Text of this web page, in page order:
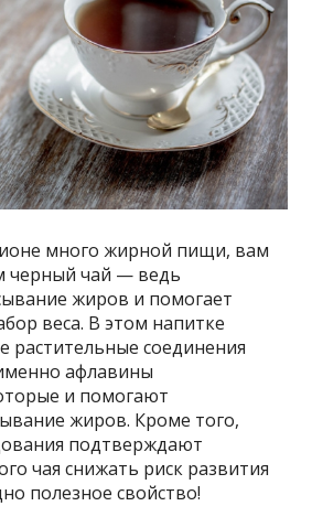
много жирной пищи, вам
черный чай — ведь
жиров и помогает
веса. В этом напитке
растительные соединения
афлавины
и помогают
жиров. Кроме того,
подтверждают
чая снижать риск развития
полезное свойство!